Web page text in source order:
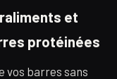
et
protéinées
vos barres sans